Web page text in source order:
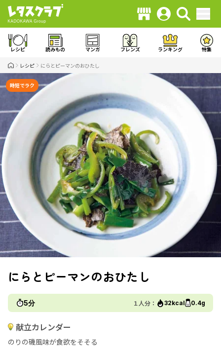
レシピ 読みもの マンガ フレンズ ランキング 特集
レシピ にらとピーマンのおひたし
時短でラク
にらとピーマンのおひたし
5分 １人分： 32kcal 0.4g
献立カレンダー
のりの磯風味が食欲をそそる